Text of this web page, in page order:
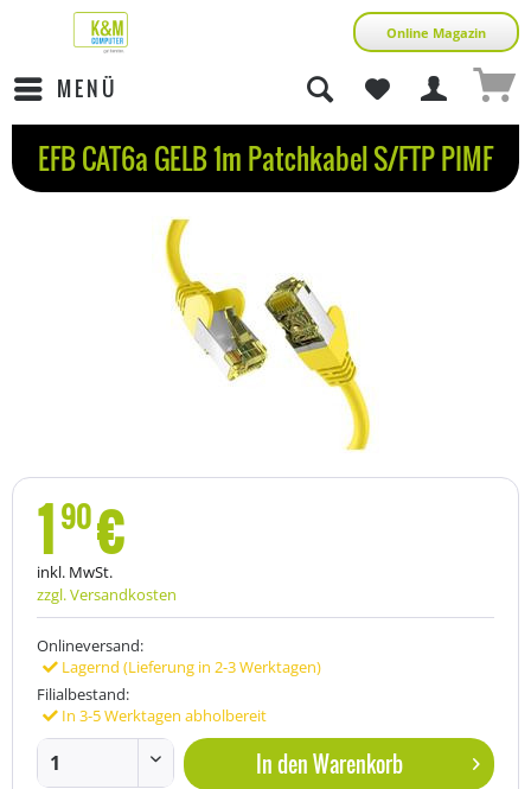
Online Magazin
MENÜ
EFB CAT6a GELB 1m Patchkabel S/FTP PIMF
1 90€
inkl. MwSt.
zzgl. Versandkosten
Onlineversand:
Lagernd (Lieferung in 2-3 Werktagen)
Filialbestand:
In 3-5 Werktagen abholbereit
In denWarenkorb